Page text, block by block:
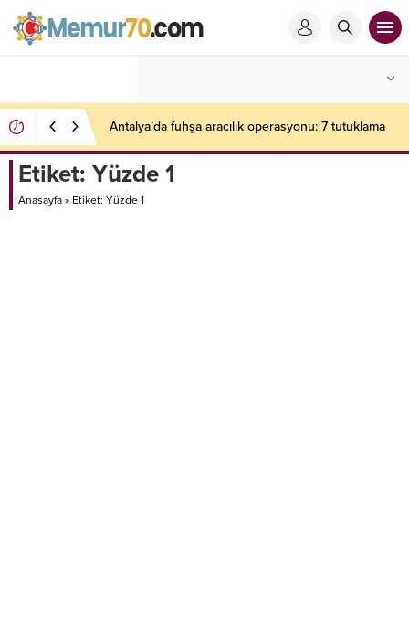
Petrol savaşının galipleri belli oldu! Dakikada 700
bin dolar kazandılar
Etiket: Yüzde 1
Anasayfa » Etiket: Yüzde 1